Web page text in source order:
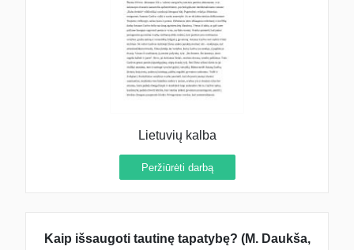
Lietuvių kalba
Peržiūrėti darbą
Kaip išsaugoti tautinę tapatybę? (M. Daukša,